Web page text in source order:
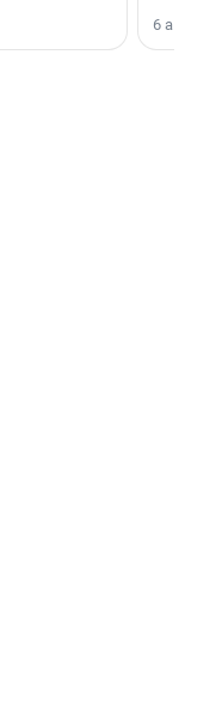
области».
6